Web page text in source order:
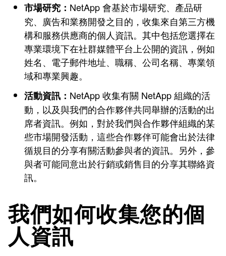
市場研究： NetApp 會基於市場研究、產品研
究、廣告和業務開發之目的，收集來自第三方機
構和服務供應商的個人資訊。其中包括您選擇在
專業環境下在社群媒體平台上公開的資訊，例如
姓名、電子郵件地址、職稱、公司名稱、專業領
域和專業興趣。
活動資訊： NetApp 收集有關 NetApp 組織的活
動，以及與我們的合作夥伴共同舉辦的活動的出
席者資訊。例如，對於我們與合作夥伴組織的某
些市場開發活動，這些合作夥伴可能會出於法律
循規目的分享有關活動參與者的資訊。另外，參
與者可能同意出於行銷或銷售目的分享其聯絡資
訊。
我們如何收集您的個
人資訊